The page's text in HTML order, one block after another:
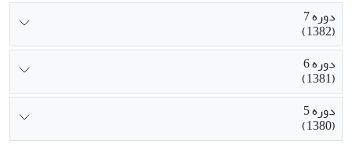
دوره 7
(1382)
دوره 6
(1381)
دوره 5
(1380)